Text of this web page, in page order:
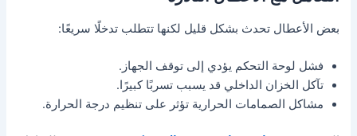
بعض الأعطال تحدث بشكل قليل لكنها تتطلب تدخلًا سريعًا:
فشل لوحة التحكم يؤدي إلى توقف الجهاز.
تآكل الخزان الداخلي قد يسبب تسربًا كبيرًا.
مشاكل الصمامات الحرارية تؤثر على تنظيم درجة الحرارة.